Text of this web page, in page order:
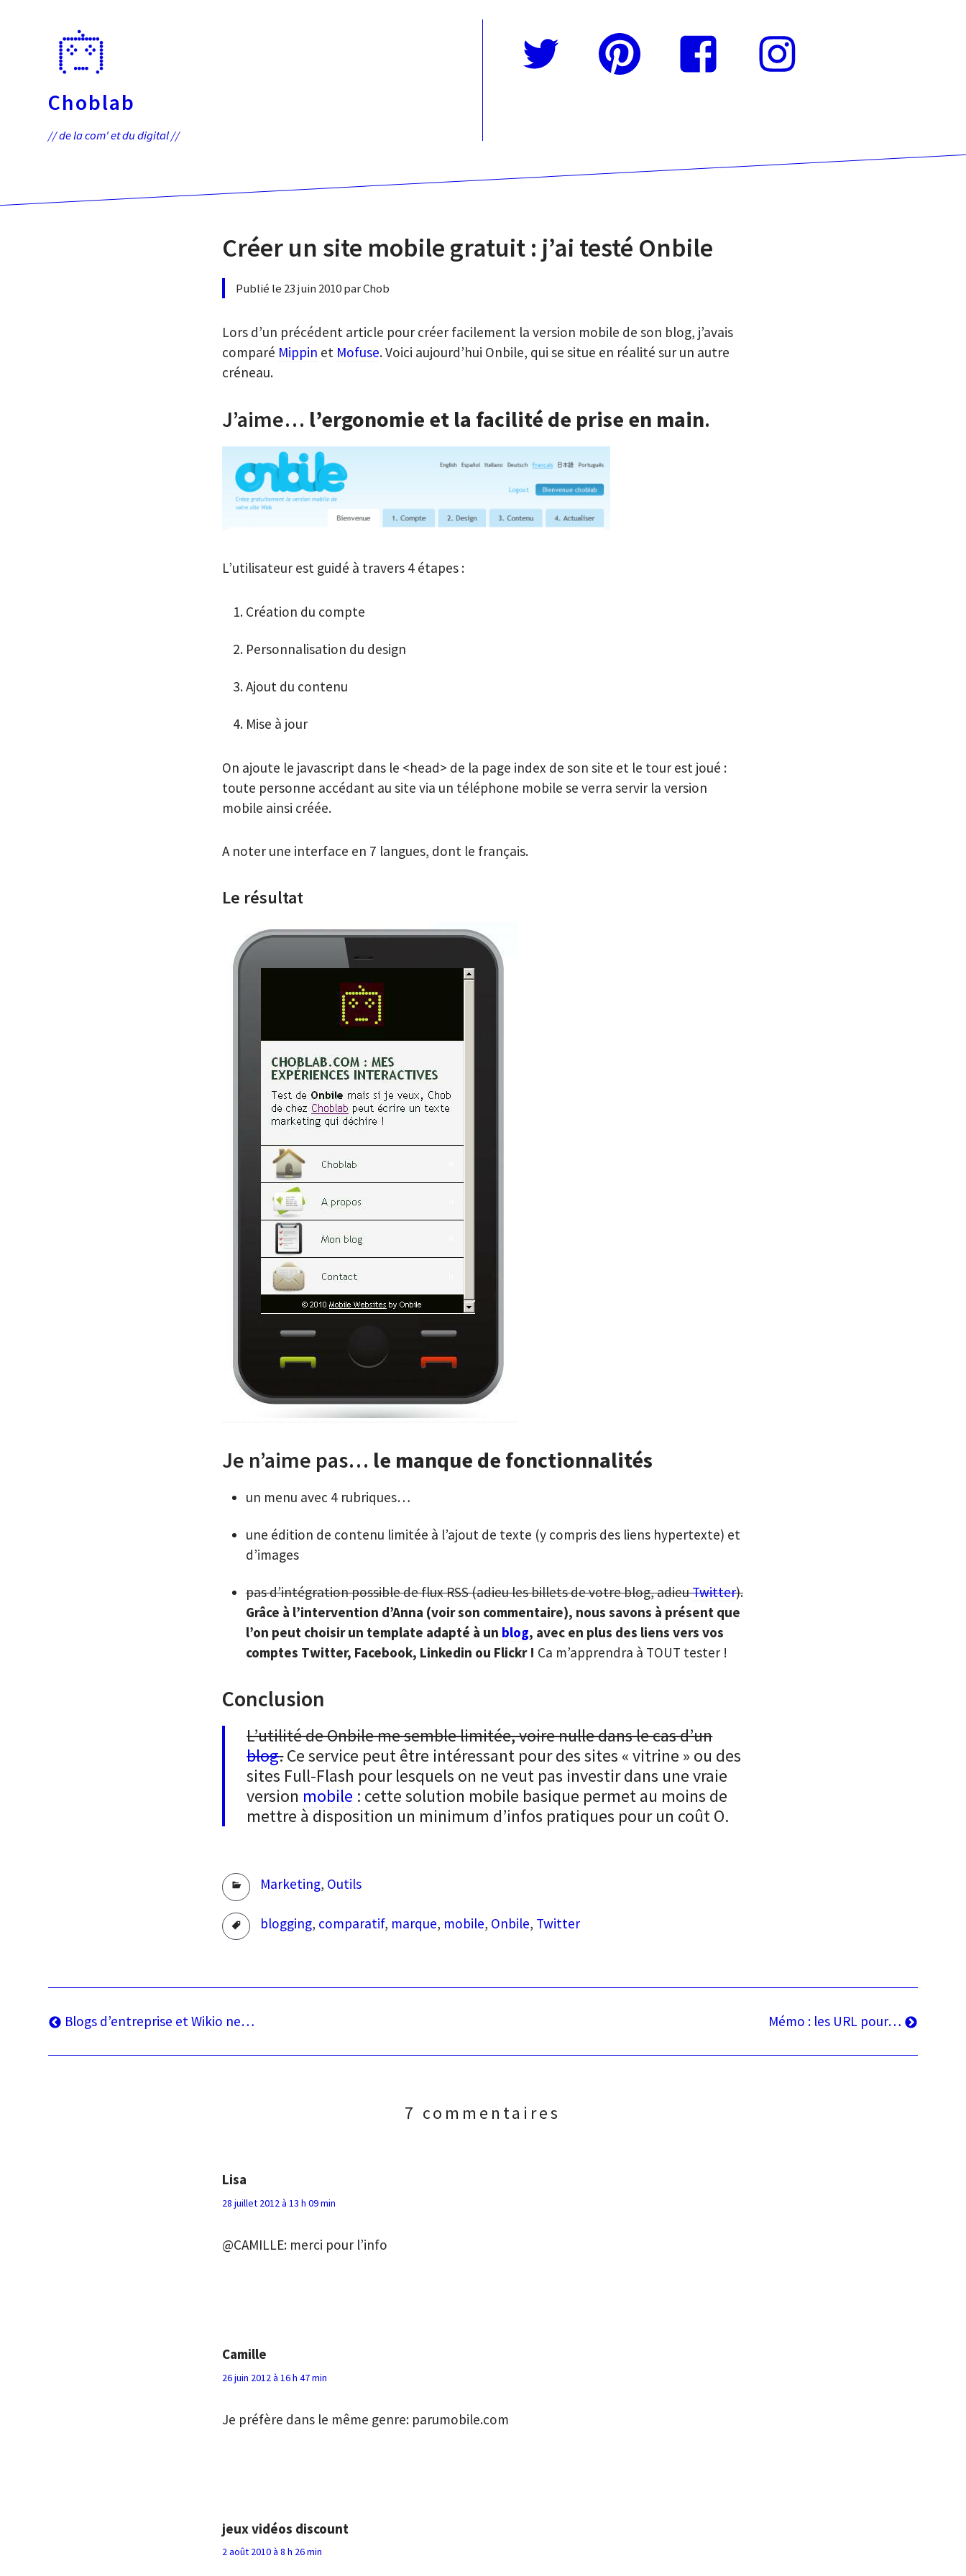
Choblab
// de la com' et du digital //
Pinterest
Créer un site mobile gratuit : j’ai testé Onbile
Publié le 23 juin 2010 par Chob
Lors d’un précédent article pour créer facilement la version mobile de son blog, j’avais
comparé Mippin et Mofuse. Voici aujourd’hui Onbile, qui se situe en réalité sur un autre
créneau.
J’aime… l’ergonomie et la facilité de prise en main.
L’utilisateur est guidé à travers 4 étapes :
Création du compte
Personnalisation du design
Ajout du contenu
Mise à jour
On ajoute le javascript dans le <head> de la page index de son site et le tour est joué :
toute personne accédant au site via un téléphone mobile se verra servir la version
mobile ainsi créée.
A noter une interface en 7 langues, dont le français.
Le résultat
Je n’aime pas… le manque de fonctionnalités
un menu avec 4 rubriques…
une édition de contenu limitée à l’ajout de texte (y compris des liens hypertexte) et
d’images
pas d’intégration possible de flux RSS (adieu les billets de votre blog, adieuTwitter).
Grâce à l’intervention d’Anna (voir son commentaire), nous savons à présent que
l’on peut choisir un template adapté à un blog, avec en plus des liens vers vos
comptes Twitter, Facebook, Linkedin ou Flickr ! Ca m’apprendra à TOUT tester !
Conclusion
L’utilité de Onbile me semble limitée, voire nulle dans le cas d’un
blog.Ce service peut être intéressant pour des sites « vitrine » ou des
sites Full-Flash pour lesquels on ne veut pas investir dans une vraie
version mobile : cette solution mobile basique permet au moins de
mettre à disposition un minimum d’infos pratiques pour un coût O.
RubriquesMarketing, Outils
Tags blogging, comparatif, marque, mobile, Onbile, Twitter
Navigation
de
Article
Blogs d’entreprise et Wikio ne…
Article
Mémo : les URL pour…
7 commentaires
Lisa
28 juillet 2012 à 13 h 09 min
@CAMILLE: merci pour l’info
Camille
26 juin 2012 à 16 h 47 min
Je préfère dans le même genre: parumobile.com
jeux vidéos discount
2 août 2010 à 8 h 26 min